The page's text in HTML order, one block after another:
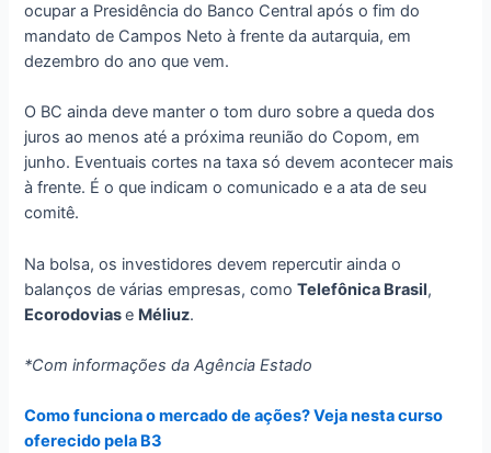
ocupar a Presidência do Banco Central após o fim do
mandato de Campos Neto à frente da autarquia, em
dezembro do ano que vem.
O BC ainda deve manter o tom duro sobre a queda dos
juros ao menos até a próxima reunião do Copom, em
junho. Eventuais cortes na taxa só devem acontecer mais
à frente. É o que indicam o comunicado e a ata de seu
comitê.
Na bolsa, os investidores devem repercutir ainda o
balanços de várias empresas, comoTelefônica Brasil,
Ecorodoviase Méliuz.
*Com informações da Agência Estado
Como funciona o mercado de ações? Veja nesta curso
oferecido pela B3